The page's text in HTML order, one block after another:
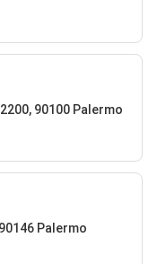
90100 Palermo
Palermo